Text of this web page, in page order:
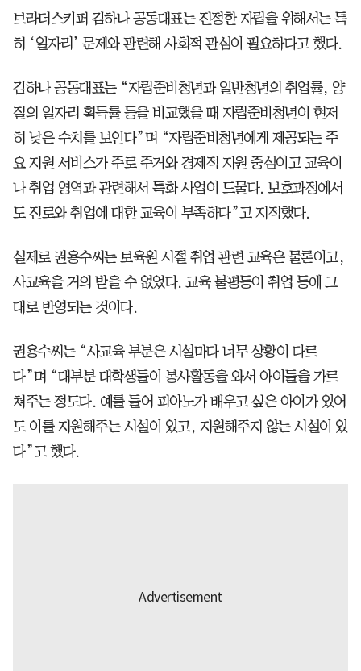
브라더스키퍼 김하나 공동대표는 진정한 자립을 위해서는 특
히 ‘일자리’ 문제와 관련해 사회적 관심이 필요하다고 했다.
김하나 공동대표는 “자립준비청년과 일반청년의 취업률, 양
질의 일자리 획득률 등을 비교했을 때 자립준비청년이 현저
히 낮은 수치를 보인다”며 “자립준비청년에게 제공되는 주
요 지원 서비스가 주로 주거와 경제적 지원 중심이고 교육이
나 취업 영역과 관련해서 특화 사업이 드물다. 보호과정에서
도 진로와 취업에 대한 교육이 부족하다”고 지적했다.
실제로 권용수씨는 보육원 시절 취업 관련 교육은 물론이고,
사교육을 거의 받을 수 없었다. 교육 불평등이 취업 등에 그
대로 반영되는 것이다.
권용수씨는 “사교육 부분은 시설마다 너무 상황이 다르
다”며 “대부분 대학생들이 봉사활동을 와서 아이들을 가르
쳐주는 정도다. 예를 들어 피아노가 배우고 싶은 아이가 있어
도 이를 지원해주는 시설이 있고, 지원해주지 않는 시설이 있
다”고 했다.